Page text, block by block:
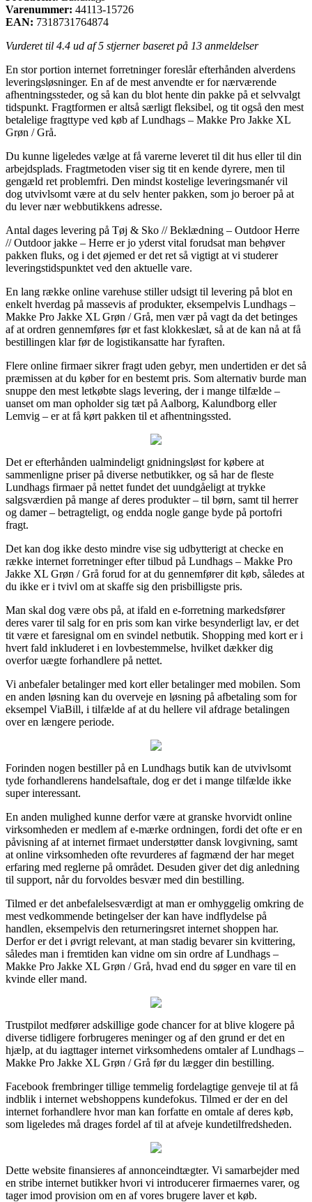
Varenummer: 44113-15726
EAN: 7318731764874
Vurderet til 4.4 ud af 5 stjerner baseret på 13 anmeldelser
En stor portion internet forretninger foreslår efterhånden alverdens
leveringsløsninger. En af de mest anvendte er for nærværende
afhentningssteder, og så kan du blot hente din pakke på et selvvalgt
tidspunkt. Fragtformen er altså særligt fleksibel, og tit også den mest
betalelige fragttype ved køb af Lundhags – Makke Pro Jakke XL
Grøn / Grå.
Du kunne ligeledes vælge at få varerne leveret til dit hus eller til din
arbejdsplads. Fragtmetoden viser sig tit en kende dyrere, men til
gengæld ret problemfri. Den mindst kostelige leveringsmanér vil
dog utvivlsomt være at du selv henter pakken, som jo beroer på at
du lever nær webbutikkens adresse.
Antal dages levering på Tøj & Sko // Beklædning – Outdoor Herre
// Outdoor jakke – Herre er jo yderst vital forudsat man behøver
pakken fluks, og i det øjemed er det ret så vigtigt at vi studerer
leveringstidspunktet ved den aktuelle vare.
En lang række online varehuse stiller udsigt til levering på blot en
enkelt hverdag på massevis af produkter, eksempelvis Lundhags –
Makke Pro Jakke XL Grøn / Grå, men vær på vagt da det betinges
af at ordren gennemføres før et fast klokkeslæt, så at de kan nå at få
bestillingen klar før de logistikansatte har fyraften.
Flere online firmaer sikrer fragt uden gebyr, men undertiden er det så
præmissen at du køber for en bestemt pris. Som alternativ burde man
snuppe den mest letkøbte slags levering, der i mange tilfælde –
uanset om man opholder sig tæt på Aalborg, Kalundborg eller
Lemvig – er at få kørt pakken til et afhentningssted.
Det er efterhånden ualmindeligt gnidningsløst for købere at
sammenligne priser på diverse netbutikker, og så har de fleste
Lundhags firmaer på nettet fundet det uundgåeligt at trykke
salgsværdien på mange af deres produkter – til børn, samt til herrer
og damer – betragteligt, og endda nogle gange byde på portofri
fragt.
Det kan dog ikke desto mindre vise sig udbytterigt at checke en
række internet forretninger efter tilbud på Lundhags – Makke Pro
Jakke XL Grøn / Grå forud for at du gennemfører dit køb, således at
du ikke er i tvivl om at skaffe sig den prisbilligste pris.
Man skal dog være obs på, at ifald en e-forretning markedsfører
deres varer til salg for en pris som kan virke besynderligt lav, er det
tit være et faresignal om en svindel netbutik. Shopping med kort er i
hvert fald inkluderet i en lovbestemmelse, hvilket dækker dig
overfor uægte forhandlere på nettet.
Vi anbefaler betalinger med kort eller betalinger med mobilen. Som
en anden løsning kan du overveje en løsning på afbetaling som for
eksempel ViaBill, i tilfælde af at du hellere vil afdrage betalingen
over en længere periode.
Forinden nogen bestiller på en Lundhags butik kan de utvivlsomt
tyde forhandlerens handelsaftale, dog er det i mange tilfælde ikke
super interessant.
En anden mulighed kunne derfor være at granske hvorvidt online
virksomheden er medlem af e-mærke ordningen, fordi det ofte er en
påvisning af at internet firmaet understøtter dansk lovgivning, samt
at online virksomheden ofte revurderes af fagmænd der har meget
erfaring med reglerne på området. Desuden giver det dig anledning
til support, når du forvoldes besvær med din bestilling.
Tilmed er det anbefalelsesværdigt at man er omhyggelig omkring de
mest vedkommende betingelser der kan have indflydelse på
handlen, eksempelvis den returneringsret internet shoppen har.
Derfor er det i øvrigt relevant, at man stadig bevarer sin kvittering,
således man i fremtiden kan vidne om sin ordre af Lundhags –
Makke Pro Jakke XL Grøn / Grå, hvad end du søger en vare til en
kvinde eller mand.
Trustpilot medfører adskillige gode chancer for at blive klogere på
diverse tidligere forbrugeres meninger og af den grund er det en
hjælp, at du iagttager internet virksomhedens omtaler af Lundhags –
Makke Pro Jakke XL Grøn / Grå før du lægger din bestilling.
Facebook frembringer tillige temmelig fordelagtige genveje til at få
indblik i internet webshoppens kundefokus. Tilmed er der en del
internet forhandlere hvor man kan forfatte en omtale af deres køb,
som ligeledes må drages fordel af til at afveje kundetilfredsheden.
Dette website finansieres af annonceindtægter. Vi samarbejder med
en stribe internet butikker hvori vi introducerer firmaernes varer, og
tager imod provision om en af vores brugere laver et køb.